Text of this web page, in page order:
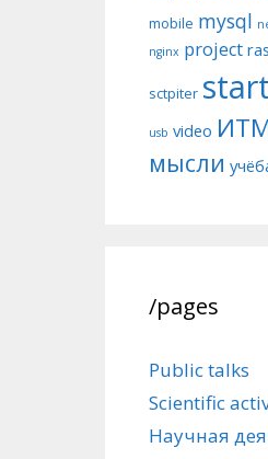
mobile mysql
nginx project
sctpiter
usb video
мысли
/pages
Public talks
Scientific
Научная